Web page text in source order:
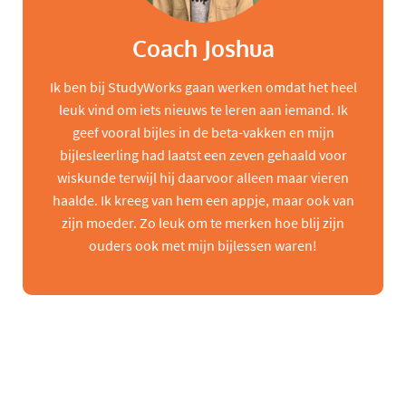
Coach Joshua
Ik ben bij StudyWorks gaan werken omdat het heel
leuk vind om iets nieuws te leren aan iemand. Ik
geef vooral bijles in de beta-vakken en mijn
bijlesleerling had laatst een zeven gehaald voor
wiskunde terwijl hij daarvoor alleen maar vieren
haalde. Ik kreeg van hem een appje, maar ook van
zijn moeder. Zo leuk om te merken hoe blij zijn
ouders ook met mijn bijlessen waren!